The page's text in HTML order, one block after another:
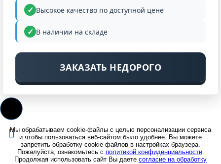
Высокое качество по доступной цене
В наличии на складе
ЗАКАЗАТЬ НЕДОРОГО
Мы обрабатываем cookie-файлы с целью персонализации сервиса
и чтобы пользоваться веб-сайтом было удобнее. Вы можете
запретить обработку cookie-файлов в настройках браузера.
Пожалуйста, ознакомьтесь с политикой конфиденциальности.
Продолжая использовать сайт Вы даете согласие на обработку